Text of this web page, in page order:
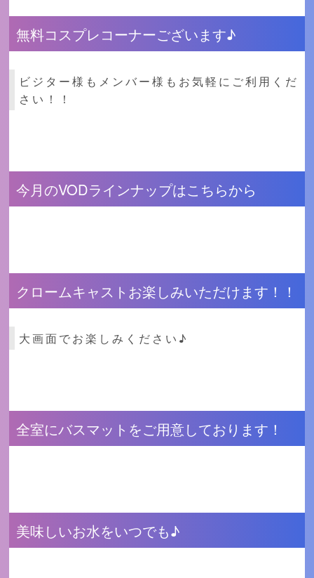
無料コスプレコーナーございます♪
ビジター様もメンバー様もお気軽にご利用くだ
さい！！
今月のVODラインナップはこちらから
クロームキャストお楽しみいただけます！！
大画面でお楽しみください♪
全室にバスマットをご用意しております！
美味しいお水をいつでも♪